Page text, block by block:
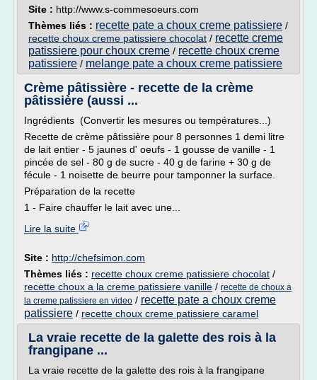
Site : http://www.s-commesoeurs.com
Thèmes liés : recette pate a choux creme patissiere /
recette choux creme patissiere chocolat / recette creme
patissiere pour choux creme / recette choux creme
patissiere / melange pate a choux creme patissiere
Crème pâtissière - recette de la crème
pâtissière (aussi ...
Ingrédients (Convertir les mesures ou températures...)
Recette de crème pâtissière pour 8 personnes 1 demi litre
de lait entier - 5 jaunes d' oeufs - 1 gousse de vanille - 1
pincée de sel - 80 g de sucre - 40 g de farine + 30 g de
fécule - 1 noisette de beurre pour tamponner la surface.
Préparation de la recette
1 - Faire chauffer le lait avec une...
Lire la suite
Site : http://chefsimon.com
Thèmes liés : recette choux creme patissiere chocolat /
recette choux a la creme patissiere vanille / recette de choux a
la creme patissiere en video / recette pate a choux creme
patissiere / recette choux creme patissiere caramel
La vraie recette de la galette des rois à la
frangipane ...
La vraie recette de la galette des rois à la frangipane